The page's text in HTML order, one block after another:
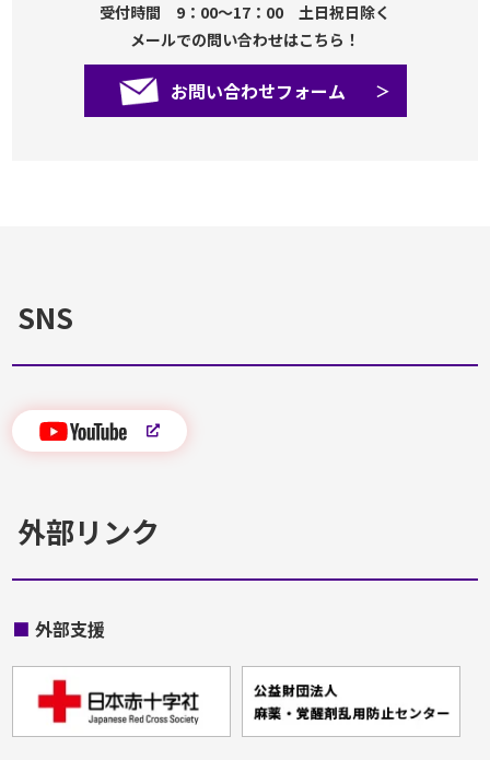
受付時間 9：00～17：00 土日祝日除く
メールでの問い合わせはこちら！
お問い合わせフォーム
SNS
外部リンク
■ 外部支援